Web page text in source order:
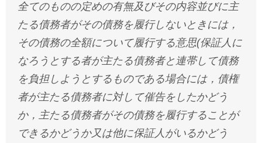
全てのものの定めの有無及びその内容並びに主
たる債務者がその債務を履行しないときには，
その債務の全額について履行する意思(保証人に
なろうとする者が主たる債務者と連帯して債務
を負担しようとするものである場合には，債権
者が主たる債務者に対して催告をしたかどう
か，主たる債務者がその債務を履行することが
できるかどうか又は他に保証人がいるかどう